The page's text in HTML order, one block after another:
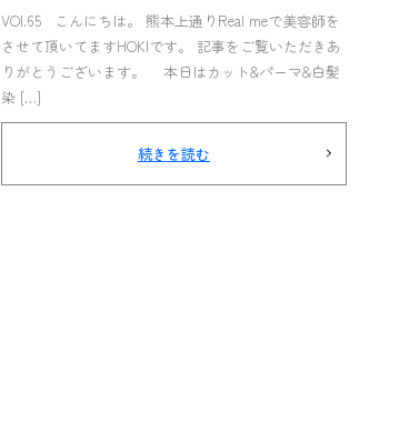
VOl.65 こんにちは。 熊本上通りReal meで美容師を
させて頂いてますHOKIです。 記事をご覧いただきあ
りがとうございます。 本日はカット&パーマ&白髪
染 […]
続きを読む